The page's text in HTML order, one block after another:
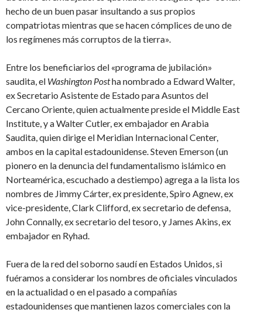
hecho de un buen pasar insultando a sus propios
compatriotas mientras que se hacen cómplices de uno de
los regímenes más corruptos de la tierra».
Entre los beneficiarios del «programa de jubilación»
saudita, el Washington Postha nombrado a Edward Walter,
ex Secretario Asistente de Estado para Asuntos del
Cercano Oriente, quien actualmente preside el Middle East
Institute, y a Walter Cutler, ex embajador en Arabia
Saudita, quien dirige el Meridian Internacional Center,
ambos en la capital estadounidense. Steven Emerson (un
pionero en la denuncia del fundamentalismo islámico en
Norteamérica, escuchado a destiempo) agrega a la lista los
nombres de Jimmy Cárter, ex presidente, Spiro Agnew, ex
vice-presidente, Clark Clifford, ex secretario de defensa,
John Connally, ex secretario del tesoro, y James Akins, ex
embajador en Ryhad.
Fuera de la red del soborno saudí en Estados Unidos, si
fuéramos a considerar los nombres de oficiales vinculados
en la actualidad o en el pasado a compañías
estadounidenses que mantienen lazos comerciales con la